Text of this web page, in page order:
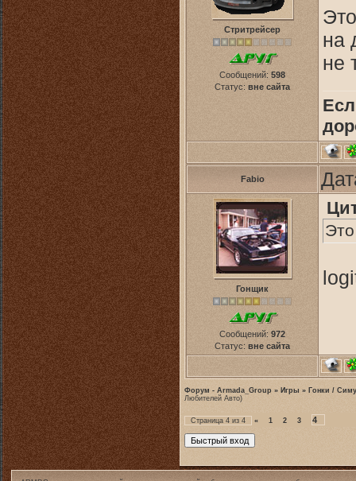
Стритрейсер
Сообщений: 598
Статус: вне сайта
на
не
Fabio
Гонщик
Сообщений: 972
Статус: вне сайта
Форум - Armada_Group » Игры » Гонки /
Любителей Авто)
Страница 4 из 4 « 1 2 3 4